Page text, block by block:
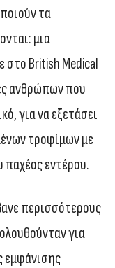
τα
μια
στο British Medical
ανθρώπων που
για να εξετάσει
τροφίμων με
παχέος εντέρου.
περισσότερους
για
εμφάνισης